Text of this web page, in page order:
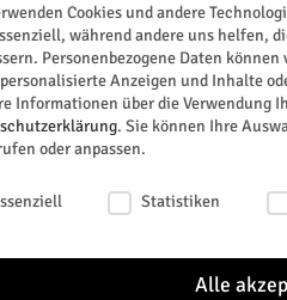
SPEZIAL E-PAPER
der Stadt Jülich – Bebauungsplan Nr. 79 „Königskamp
Jülich –
„Königskamp II“,
Cookies und andere
während andere uns helfen,
Personenbezogene Daten
Anzeigen und Inhalte
Informationen über die Verwendung
. Sie können Ihre
oder anpassen.
Statistiken
Alle